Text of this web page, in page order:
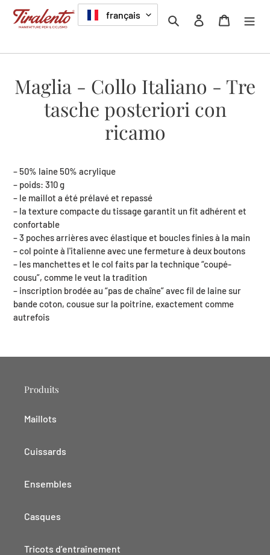
Passer
LANGUE
français RechercherSe connecter
Panier
Maglia - Collo Italiano - Tre
tasche posteriori con
ricamo
– 50% laine 50% acrylique
– poids: 310 g
– le maillot a été prélavé et repassé
– la texture compacte du tissage garantit un fit adhérent et
confortable
– 3 poches arrières avec élastique et boucles finies à la main
– col pointe à l'italienne avec une fermeture à deux boutons
– les manchettes et le col faits par la technique “coupé-
cousu”, comme le veut la tradition
– inscription brodée au “pas de chaîne” avec fil de laine sur
bande coton, cousue sur la poitrine, exactement comme
autrefois
Produits
Maillots
Cuissards
Ensembles
Casques
Tricots d’entraînement